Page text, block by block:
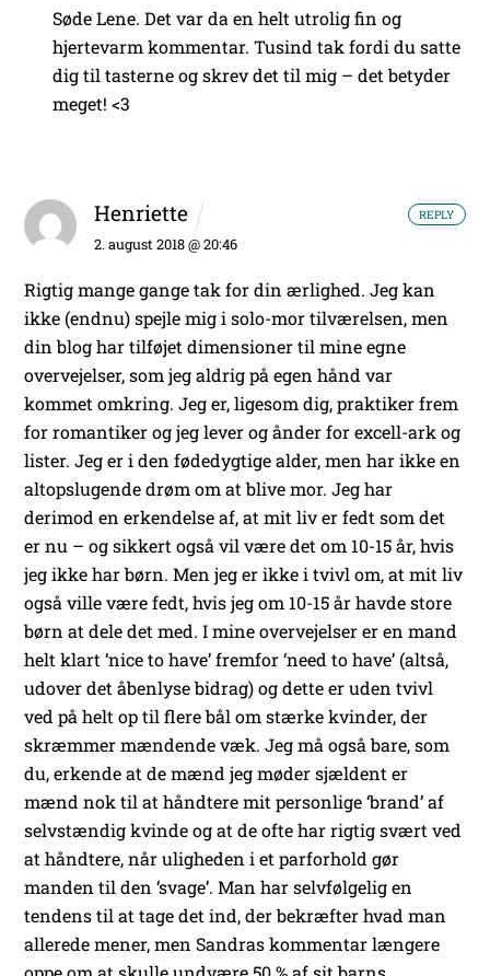
Søde Lene. Det var da en helt utrolig fin og
hjertevarm kommentar. Tusind tak fordi du satte
dig til tasterne og skrev det til mig – det betyder
meget! <3
Henriette
2. august 2018 @ 20:46
Rigtig mange gange tak for din ærlighed. Jeg kan
ikke (endnu) spejle mig i solo-mor tilværelsen, men
din blog har tilføjet dimensioner til mine egne
overvejelser, som jeg aldrig på egen hånd var
kommet omkring. Jeg er, ligesom dig, praktiker frem
for romantiker og jeg lever og ånder for excell-ark og
lister. Jeg er i den fødedygtige alder, men har ikke en
altopslugende drøm om at blive mor. Jeg har
derimod en erkendelse af, at mit liv er fedt som det
er nu – og sikkert også vil være det om 10-15 år, hvis
jeg ikke har børn. Men jeg er ikke i tvivl om, at mit liv
også ville være fedt, hvis jeg om 10-15 år havde store
børn at dele det med. I mine overvejelser er en mand
helt klart ‘nice to have’ fremfor ‘need to have’ (altså,
udover det åbenlyse bidrag) og dette er uden tvivl
ved på helt op til flere bål om stærke kvinder, der
skræmmer mændende væk. Jeg må også bare, som
du, erkende at de mænd jeg møder sjældent er
mænd nok til at håndtere mit personlige ‘brand’ af
selvstændig kvinde og at de ofte har rigtig svært ved
at håndtere, når uligheden i et parforhold gør
manden til den ‘svage’. Man har selvfølgelig en
tendens til at tage det ind, der bekræfter hvad man
allerede mener, men Sandras kommentar længere
REPLY